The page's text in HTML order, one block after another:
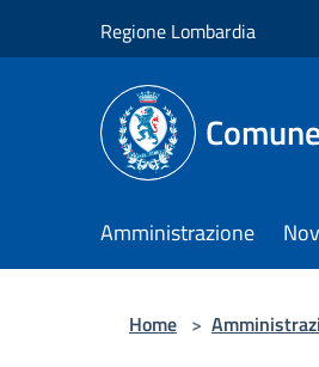
Regione Lombardia
Amministrazione
Home >